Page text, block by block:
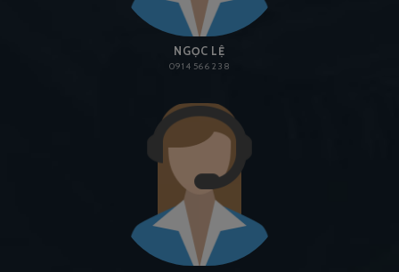
NGỌC LỆ
0914 566 238